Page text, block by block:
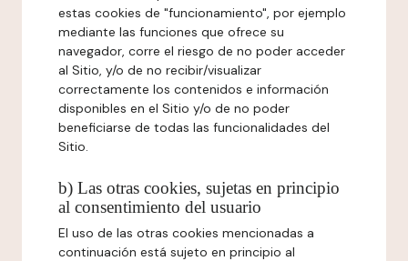
estas cookies de "funcionamiento", por ejemplo
mediante las funciones que ofrece su
navegador, corre el riesgo de no poder acceder
al Sitio, y/o de no recibir/visualizar
correctamente los contenidos e información
disponibles en el Sitio y/o de no poder
beneficiarse de todas las funcionalidades del
Sitio.
b) Las otras cookies, sujetas en principio
al consentimiento del usuario
El uso de las otras cookies mencionadas a
continuación está sujeto en principio al